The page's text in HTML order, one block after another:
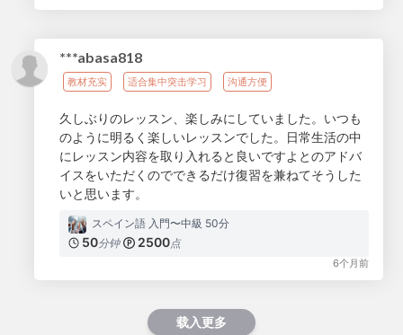
***abasa818
教材充实 适合集中突击学习 沟通方便
久しぶりのレッスン、楽しみにしていました。いつも
のように明るく楽しいレッスンでした。日常生活の中
にレッスン内容を取り入れると良いですよとのアドバ
イスをいただくのでできるだけ復習を兼ねてそうした
いと思います。
スペイン語 入門〜中級 50分
50分钟 2500点
6个月前
载入更多